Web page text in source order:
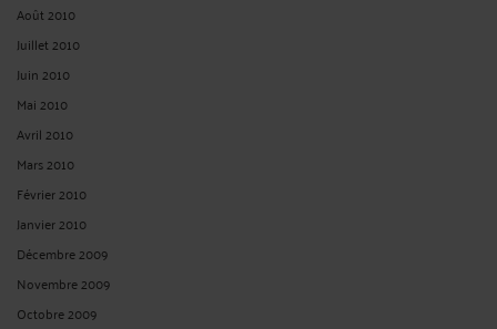
Août 2010
Juillet 2010
Juin 2010
Mai 2010
Avril 2010
Mars 2010
Février 2010
Janvier 2010
Décembre 2009
Novembre 2009
Octobre 2009